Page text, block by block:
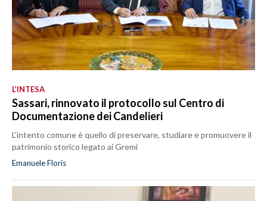
L’INTESA
Sassari, rinnovato il protocollo sul Centro di
Documentazione dei Candelieri
L'intento comune è quello di preservare, studiare e promuovere il
patrimonio storico legato ai Gremi
Emanuele Floris